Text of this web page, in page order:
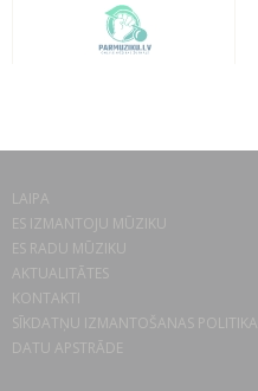
LAIPA
ES IZMANTOJU MŪZIKU
ES RADU MŪZIKU
AKTUALITĀTES
KONTAKTI
SĪKDATŅU IZMANTOŠANAS POLITIKA
DATU APSTRĀDE